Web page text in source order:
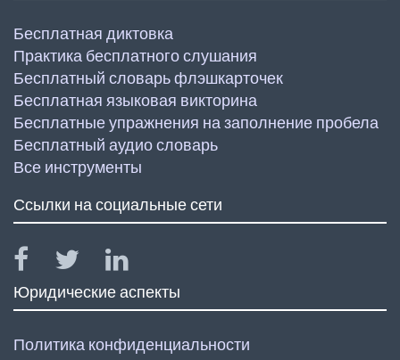
Бесплатная диктовка
Практика бесплатного слушания
Бесплатный словарь флэшкарточек
Бесплатная языковая викторина
Бесплатные упражнения на заполнение пробела
Бесплатный аудио словарь
Все инструменты
Ссылки на социальные сети
Юридические аспекты
Политика конфиденциальности